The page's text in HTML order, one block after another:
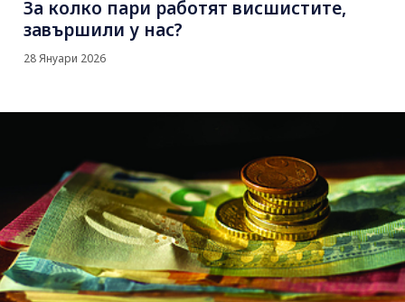
За колко пари работят висшистите,
завършили у нас?
28 Януари 2026